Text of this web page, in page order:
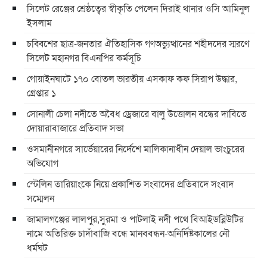
সিলেট রেঞ্জের শ্রেষ্ঠত্বের স্বীকৃতি পেলেন দিরাই থানার ওসি আমিনুল
ইসলাম
চব্বিশের ছাত্র-জনতার ঐতিহাসিক গণঅভ্যুত্থানের শহীদদের স্মরণে
সিলেট মহানগর বিএনপির কর্মসূচি
গোয়াইনঘাটে ১৭০ বোতল ভারতীয় এসকাফ কফ সিরাপ উদ্ধার,
গ্রেপ্তার ১
সোনালী চেলা নদীতে অবৈধ ড্রেজারে বালু উত্তোলন বন্ধের দাবিতে
দোয়ারাবাজারে প্রতিবাদ সভা
ওসমানীনগরে সার্ভেয়ারের নির্দেশে মালিকানাধীন দেয়াল ভাংচুরের
অভিযোগ
স্টেলিন তারিয়াংকে নিয়ে প্রকাশিত সংবাদের প্রতিবাদে সংবাদ
সম্মেলন
জামালগঞ্জের লালপুর,সুরমা ও পাটলাই নদী পথে বিআইডব্লিউটির
নামে অতিরিক্ত চাদাঁবাজি বন্ধে মানববন্ধন-অনির্দিষ্টকালের নৌ
ধর্মঘট